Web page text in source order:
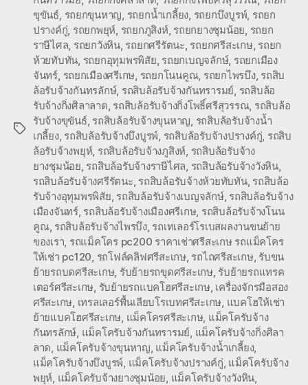
Tags
ขุขันธ์, รถยกขุนหาญ, รถยกน้ำเกลี้ยง, รถยกบึงบูรพ์, รถยก
ปรางค์กู่, รถยกพยุห์, รถยกภูสิงห์, รถยกยางชุมน้อย, รถยก
ราษีไศล, รถยกวังหิน, รถยกศรีรัตนะ, รถยกศรีสะเกษ, รถยก
ห้วยทับทัน, รถยกอุทุมพรพิสัย, รถยกเบญจลักษ์, รถยกเมือง
จันทร์, รถยกเมืองศรีเกษ, รถยกโนนคูณ, รถยกไพรบึง, รถสิบ
ล้อรับจ้างกันทรลักษ์, รถสิบล้อรับจ้างกันทรารมย์, รถสิบล้อ
รับจ้างกิ่งศิลาลาด, รถสิบล้อรับจ้างกิ่งโพธิ์ศรีสุวรรณ, รถสิบล้อ
รับจ้างขุขันธ์, รถสิบล้อรับจ้างขุนหาญ, รถสิบล้อรับจ้างน้ำ
เกลี้ยง, รถสิบล้อรับจ้างบึงบูรพ์, รถสิบล้อรับจ้างปรางค์กู่, รถสิบ
ล้อรับจ้างพยุห์, รถสิบล้อรับจ้างภูสิงห์, รถสิบล้อรับจ้าง
ยางชุมน้อย, รถสิบล้อรับจ้างราษีไศล, รถสิบล้อรับจ้างวังหิน,
รถสิบล้อรับจ้างศรีรัตนะ, รถสิบล้อรับจ้างห้วยทับทัน, รถสิบล้อ
รับจ้างอุทุมพรพิสัย, รถสิบล้อรับจ้างเบญจลักษ์, รถสิบล้อรับจ้าง
เมืองจันทร์, รถสิบล้อรับจ้างเมืองศรีเกษ, รถสิบล้อรับจ้างโนน
คูณ, รถสิบล้อรับจ้างไพรบึง, รถเทเลอร์โรเบสผลงานขนย้าย
ของเรา, รถแม็คโคร pc200 ราคาเช่าศรีสะเกษ รถแม็คโคร
ให้เช่า pc120, รถโฟล์คลิฟศรีสะเกษ, รถไถศรีสะเกษ, รับขน
ย้ายรถบดศรีสะเกษ, รับย้ายรถขุดศรีสะเกษ, รับย้ายรถแทรค
เตอร์ศรีสะเกษ, รับย้ายรถแบคโฮศรีสะเกษ, เครื่องจักรมือสอง
ศรีสะเกษ, เทรลเลอร์พื้นเลียบโรเบทศรีสะเกษ, แบคโฮให้เช่า
ย้ายแบคโฮศรีสะเกษ, แม็คโครศรีสะเกษ, แม็คโครับจ้าง
กันทรลักษ์, แม็คโครับจ้างกันทรารมย์, แม็คโครับจ้างกิ่งศิลา
ลาด, แม็คโครับจ้างขุนหาญ, แม็คโครับจ้างน้ำเกลี้ยง,
แม็คโครับจ้างบึงบูรพ์, แม็คโครับจ้างปรางค์กู่, แม็คโครับจ้าง
พยุห์, แม็คโครับจ้างยางชุมน้อย, แม็คโครับจ้างวังหิน,